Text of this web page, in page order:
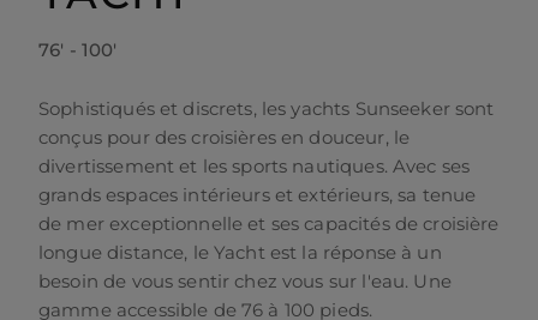
76' - 100'
Sophistiqués et discrets, les yachts Sunseeker sont
conçus pour des croisières en douceur, le
divertissement et les sports nautiques. Avec ses
grands espaces intérieurs et extérieurs, sa tenue
de mer exceptionnelle et ses capacités de croisière
longue distance, le Yacht est la réponse à un
besoin de vous sentir chez vous sur l'eau. Une
gamme accessible de 76 à 100 pieds.